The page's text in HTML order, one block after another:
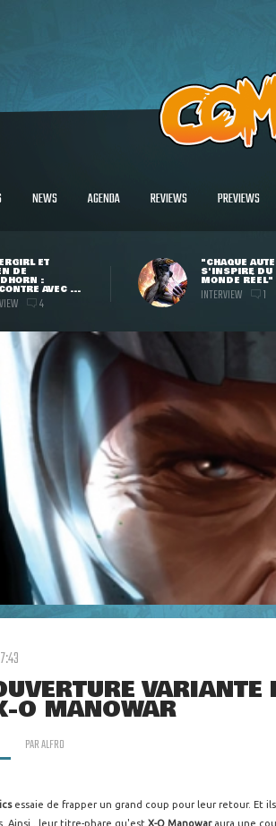
NEWS AGENDA REVIEWS PREVIEWS
ET
DE
:
AVEC ...
4
"CHAQUE
S'INSPIRE DU
MONDE
INTERVIEW 1
VARIANTE
O MANOWAR
PARALFRO
essaie de frapper un grand coup pour leur retour. Et
Ainsi , leur titre-phare qu'est X-O Manowaraura une